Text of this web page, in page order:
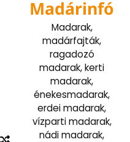
Madárinfó
Madarak,
madárfajták,
ragadozó
madarak, kerti
madarak,
énekesmadarak,
erdei madarak,
vízparti madarak,
nádi madarak,